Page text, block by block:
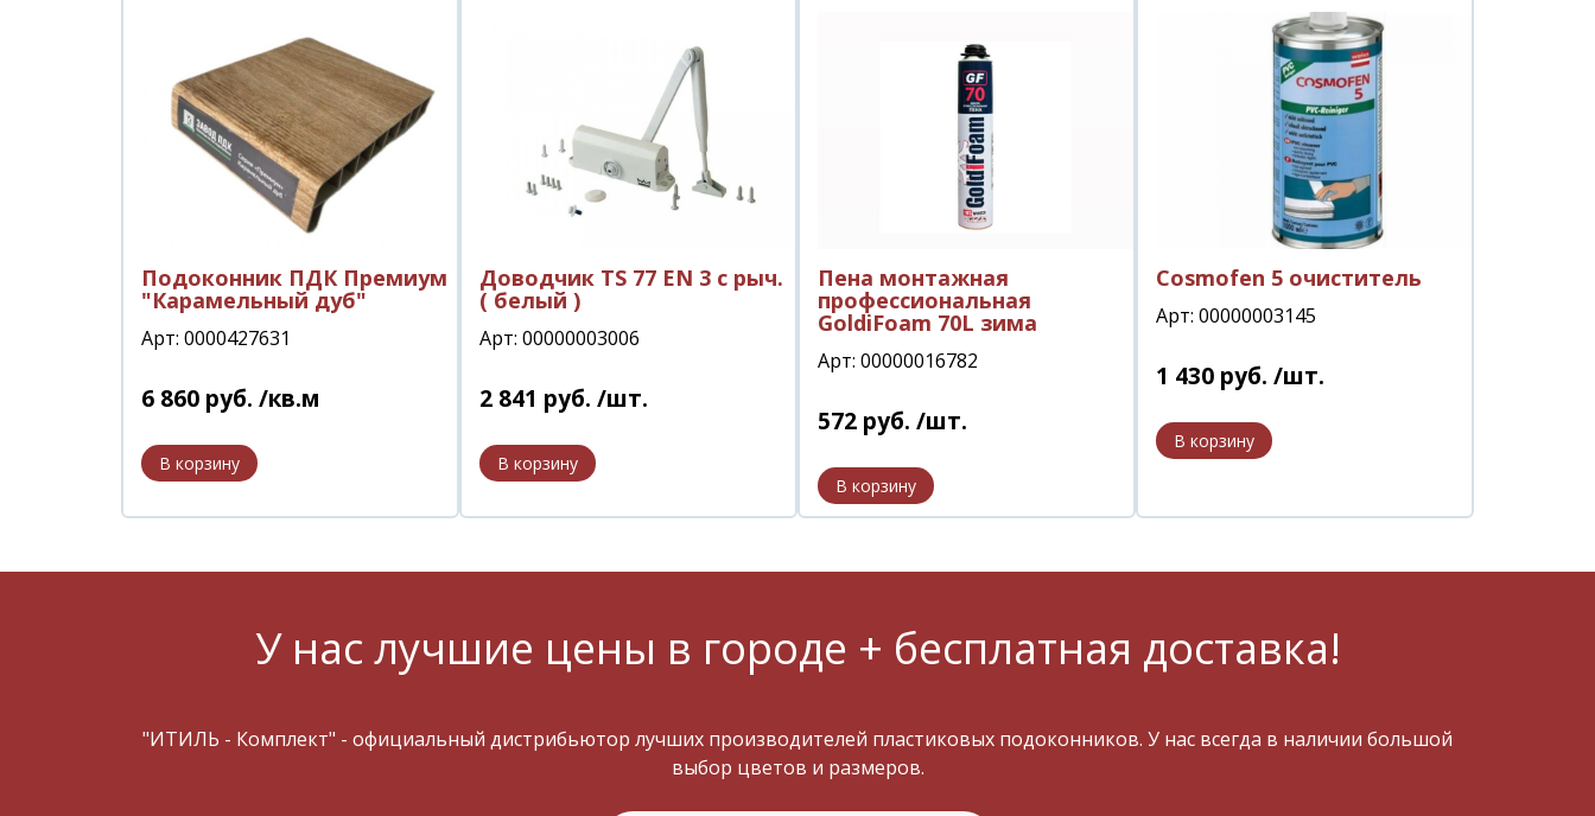
Подоконник ПДК Премиум
"Карамельный дуб"
Арт: 0000427631
6 860 руб. /кв.м
Доводчик TS 77 EN 3 с рыч.
( белый )
Арт: 00000003006
2 841 руб. /шт.
Пена монтажная
профессиональная
GoldiFoam 70L зима
Арт: 00000016782
572 руб. /шт.
Сosmofen 5 очиститель
Арт: 00000003145
1 430 руб. /шт.
У нас лучшие цены в городе + бесплатная доставка!
"ИТИЛЬ - Комплект" - официальный дистрибьютор лучших производителей пластиковых подоконников. У нас всегда в наличии большой
выбор цветов и размеров.